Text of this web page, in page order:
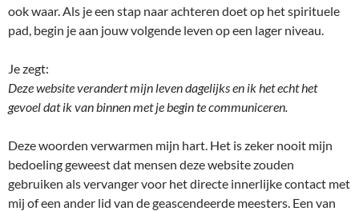
ook waar. Als je een stap naar achteren doet op het spirituele
pad, begin je aan jouw volgende leven op een lager niveau.
Je zegt:
Deze website verandert mijn leven dagelijks en ik het echt het
gevoel dat ik van binnen met je begin te communiceren.
Deze woorden verwarmen mijn hart. Het is zeker nooit mijn
bedoeling geweest dat mensen deze website zouden
gebruiken als vervanger voor het directe innerlijke contact met
mij of een ander lid van de geascendeerde meesters. Een van